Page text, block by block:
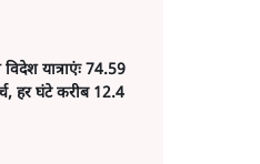
यात्राएंः 74.59
हर घंटे करीब 12.4